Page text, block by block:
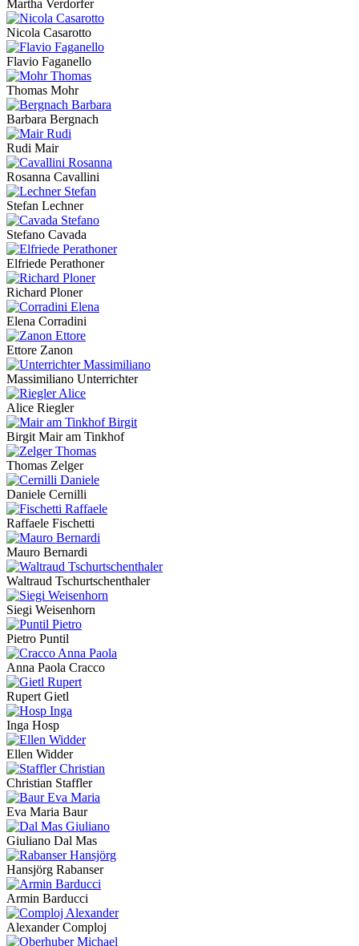
Martha Verdorfer
Nicola Casarotto
Flavio Faganello
Thomas Mohr
Barbara Bergnach
Rudi Mair
Rosanna Cavallini
Stefan Lechner
Stefano Cavada
Elfriede Perathoner
Richard Ploner
Elena Corradini
Ettore Zanon
Massimiliano Unterrichter
Alice Riegler
Birgit Mair am Tinkhof
Thomas Zelger
Daniele Cernilli
Raffaele Fischetti
Mauro Bernardi
Waltraud Tschurtschenthaler
Siegi Weisenhorn
Pietro Puntil
Anna Paola Cracco
Rupert Gietl
Inga Hosp
Ellen Widder
Christian Staffler
Eva Maria Baur
Giuliano Dal Mas
Hansjörg Rabanser
Armin Barducci
Alexander Comploj